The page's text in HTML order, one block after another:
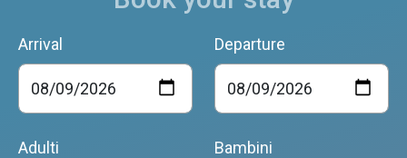
Arrival Departure
Adulti Bambini